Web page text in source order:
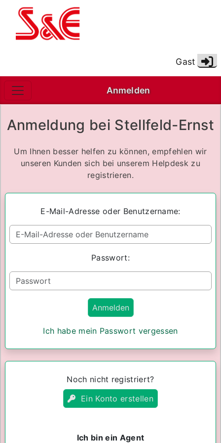
Gast
Anmelden
Anmeldung bei Stellfeld-Ernst
Um Ihnen besser helfen zu können, empfehlen wir
unseren Kunden sich bei unserem Helpdesk zu
registrieren.
E-Mail-Adresse oder Benutzername:
Passwort:
Ich habe mein Passwort vergessen
Noch nicht registriert?
Ein Konto erstellen
Ich bin ein Agent